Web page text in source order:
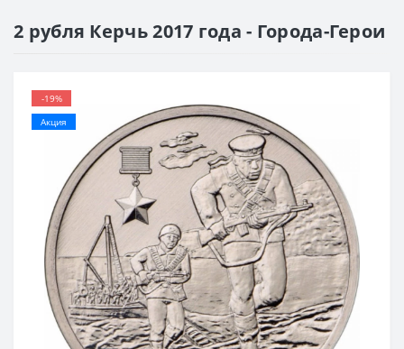
2 рубля Керчь 2017 года - Города-Герои
-19%
Акция